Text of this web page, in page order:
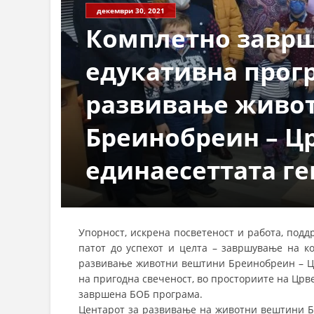
декември 30, 2021
Комплетно
едукативна
развивање
Бреинобреин –
единаесеттата
Упорност, искрена посветеност и работа,
патот до успехот и целта – завршување на
развивање животни вештини Бреинобреин –
на пригодна свеченост, во просториите на
завршена БОБ програма.
Центарот за развивање на животни вештини